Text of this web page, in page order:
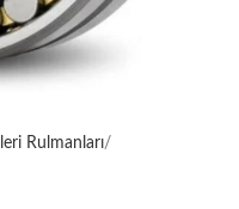
Rulmanları